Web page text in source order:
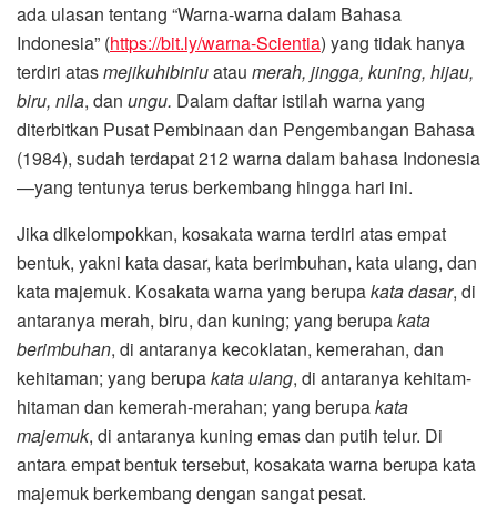
ada ulasan tentang “Warna-warna dalam Bahasa
Indonesia” (https://bit.ly/warna-Scientia) yang tidak hanya
terdiri atasmejikuhibiniuatau merah, jingga, kuning, hijau,
biru, nila, dan ungu. Dalam daftar istilah warna yang
diterbitkan Pusat Pembinaan dan Pengembangan Bahasa
(1984), sudah terdapat 212 warna dalam bahasa Indonesia
—yang tentunya terus berkembang hingga hari ini.
Jika dikelompokkan, kosakata warna terdiri atas empat
bentuk, yakni kata dasar, kata berimbuhan, kata ulang, dan
kata majemuk. Kosakata warna yang berupakata dasar, di
antaranya merah, biru, dan kuning; yang berupakata
berimbuhan, di antaranya kecoklatan, kemerahan, dan
kehitaman; yang berupakata ulang, di antaranya kehitam-
hitaman dan kemerah-merahan; yang berupakata
majemuk, di antaranya kuning emas dan putih telur. Di
antara empat bentuk tersebut, kosakata warna berupa kata
majemuk berkembang dengan sangat pesat.